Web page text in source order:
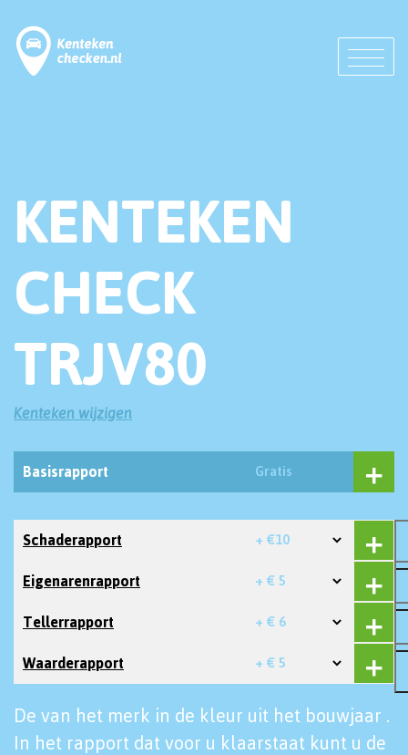
KENTEKEN
CHECK
TRJV80
Kenteken wijzigen
Basisrapport Gratis
Schaderapport + €10
Eigenarenrapport + € 5
Tellerrapport + € 6
Waarderapport + € 5
De van het merk in de kleur uit het bouwjaar .
In het rapport dat voor u klaarstaat kunt u de